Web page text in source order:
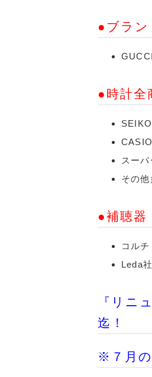
●ブラン
●時計全
スー
その
●補聴器
コル
Leda
『リニ
迄！
※７月の